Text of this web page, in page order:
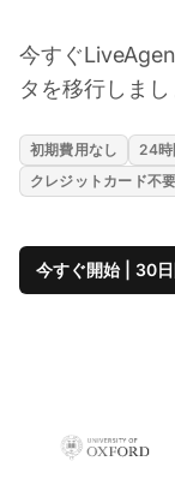
今すぐ
タを移行しまし
初期費用なし
24時
クレジットカード不要
今すぐ開始 | 30